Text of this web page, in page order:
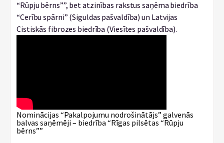
“Rūpju bērns””, bet atzinības rakstus saņēma biedrība
“Cerību spārni” (Siguldas pašvaldība) un Latvijas
Cistiskās fibrozes biedrība (Viesītes pašvaldība).
Nominācijas “Pakalpojumu nodrošinātājs” galvenās
balvas saņēmēji – biedrība “Rīgas pilsētas “Rūpju
bērns””